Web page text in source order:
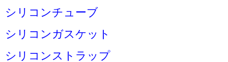
シリコンチューブ
シリコンガスケット
シリコンストラップ